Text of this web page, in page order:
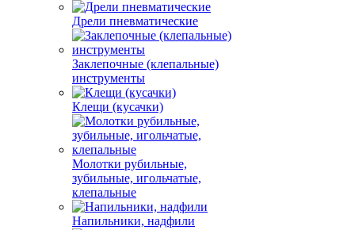
Дрели пневматические
Заклепочные (клепальные)
инструменты
Клещи (кусачки)
Молотки рубильные,
зубильные, игольчатые,
клепальные
Напильники, надфили